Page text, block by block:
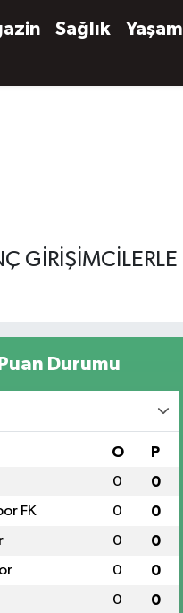
Sağlık Yaşam
GİRİŞİMCİLERLE
Durumu
O P
0 0
FK 0 0
0 0
0 0
0 0